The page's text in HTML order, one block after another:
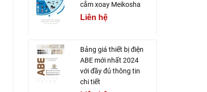
cắm xoay Meikosha
Liên hệ
Bảng giá thiết bị điện
ABE mới nhất 2024
với đầy đủ thông tin
chi tiết